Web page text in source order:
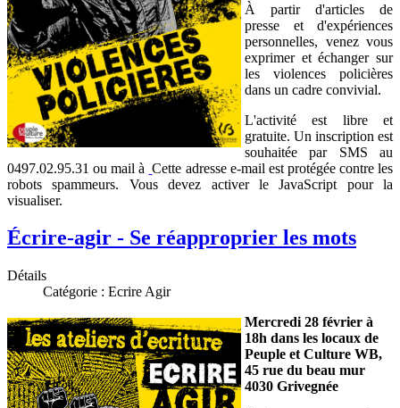
À partir d'articles de
presse et d'expériences
personnelles, venez vous
exprimer et échanger sur
les violences policières
dans un cadre convivial.
L'activité est libre et
gratuite. Un inscription est
souhaitée par SMS au
0497.02.95.31 ou mail à Cette adresse e-mail est protégée contre les
robots spammeurs. Vous devez activer le JavaScript pour la
visualiser.
Écrire-agir - Se réapproprier les mots
Détails
Catégorie : Ecrire Agir
Mercredi 28 février à
18h dans les locaux de
Peuple et Culture WB,
45 rue du beau mur
4030 Grivegnée